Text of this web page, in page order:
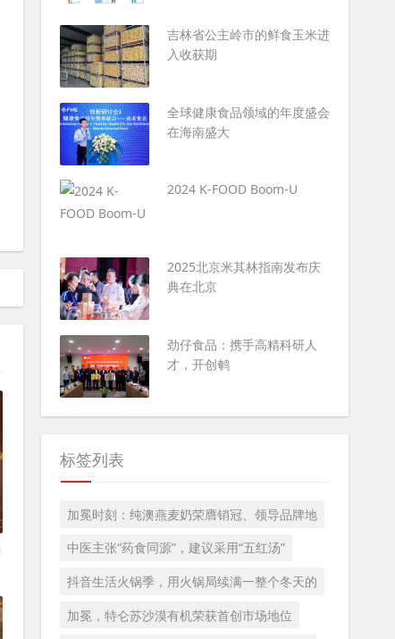
吉林省公主岭市的鲜食玉米进
入收获期
全球健康食品领域的年度盛会
在海南盛大
2024 K-FOOD Boom-U
2025北京米其林指南发布庆
典在北京
​劲仔食品：携手高精科研人
才，开创鹌
标签列表
加冕时刻：纯澳燕麦奶荣膺销冠、领导品牌地
中医主张“药食同源”，建议采用“五红汤”
抖音生活火锅季，用火锅局续满一整个冬天的
加冕，特仑苏沙漠有机荣获首创市场地位